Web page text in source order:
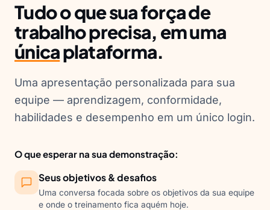
Tudo o que sua força de
trabalho precisa, em uma
únicaplataforma.
Uma apresentação personalizada para sua
equipe — aprendizagem, conformidade,
habilidades e desempenho em um único login.
O que esperar na sua demonstração:
Seus objetivos & desafios
Uma conversa focada sobre os objetivos da sua equipe
e onde o treinamento fica aquém hoje.